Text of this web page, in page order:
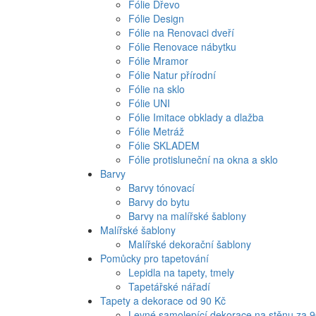
Fólie Dřevo
Fólie Design
Fólie na Renovaci dveří
Fólie Renovace nábytku
Fólie Mramor
Fólie Natur přírodní
Fólie na sklo
Fólie UNI
Fólie Imitace obklady a dlažba
Fólie Metráž
Fólie SKLADEM
Fólie protisluneční na okna a sklo
Barvy
Barvy tónovací
Barvy do bytu
Barvy na malířské šablony
Malířské šablony
Malířské dekorační šablony
Pomůcky pro tapetování
Lepidla na tapety, tmely
Tapetářské nářadí
Tapety a dekorace od 90 Kč